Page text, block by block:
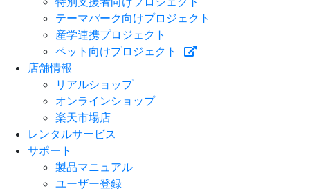
テーマパーク向けプロジェクト
産学連携プロジェクト
ペット向けプロジェクト
店舗情報
リアルショップ
オンラインショップ
楽天市場店
レンタルサービス
サポート
製品マニュアル
ユーザー登録